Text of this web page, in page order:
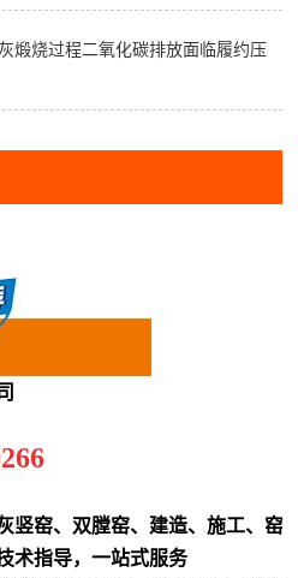
煅烧过程二氧化碳排放面临履约压
竖窑、双膛窑、建造、施工、窑
术指导，一站式服务